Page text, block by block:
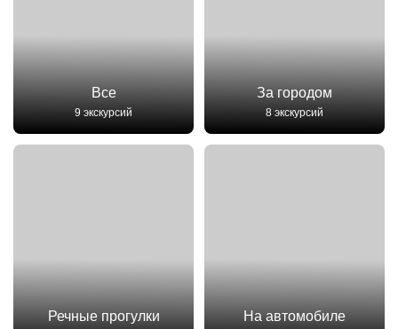
Все
9 экскурсий
За городом
8 экскурсий
Речные прогулки На автомобиле